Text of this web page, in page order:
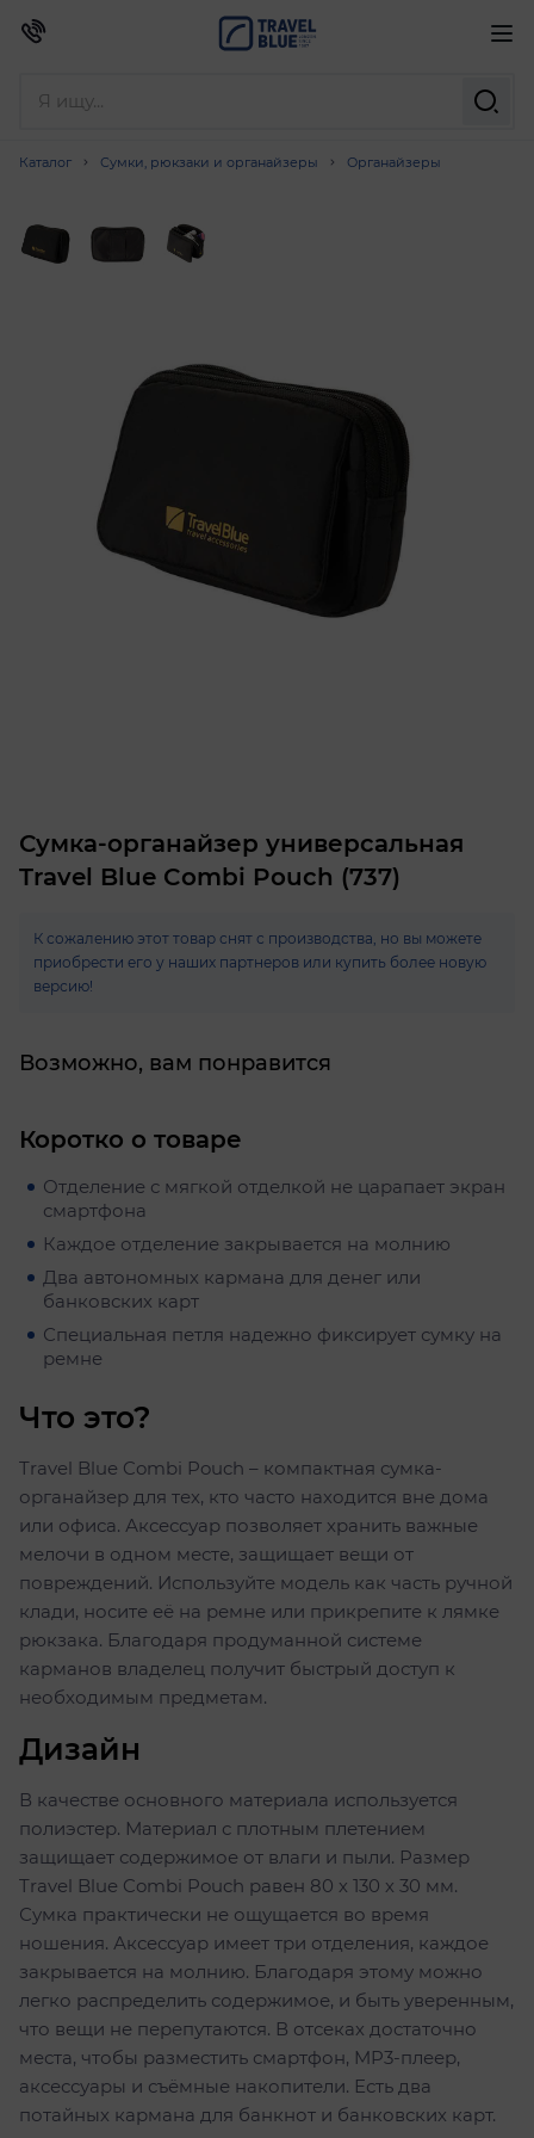
Каталог Сумки, рюкзаки и органайзеры Органайзеры
Сумка-органайзер универсальная
Travel Blue Combi Pouch (737)
К сожалению этот товар снят с производства, но вы можете
приобрести его у наших партнеров или купить более новую
версию!
Возможно, вам понравится
Коротко о товаре
Отделение с мягкой отделкой не царапает экран
смартфона
Каждое отделение закрывается на молнию
Два автономных кармана для денег или
банковских карт
Специальная петля надежно фиксирует сумку на
ремне
Что это?
Travel Blue Combi Pouch – компактная сумка-
органайзер для тех, кто часто находится вне дома
или офиса. Аксессуар позволяет хранить важные
мелочи в одном месте, защищает вещи от
повреждений. Используйте модель как часть ручной
клади, носите её на ремне или прикрепите к лямке
рюкзака. Благодаря продуманной системе
карманов владелец получит быстрый доступ к
необходимым предметам.
Дизайн
В качестве основного материала используется
полиэстер. Материал с плотным плетением
защищает содержимое от влаги и пыли. Размер
Travel Blue Combi Pouch равен 80 х 130 х 30 мм.
Сумка практически не ощущается во время
ношения. Аксессуар имеет три отделения, каждое
закрывается на молнию. Благодаря этому можно
легко распределить содержимое, и быть уверенным,
что вещи не перепутаются. В отсеках достаточно
места, чтобы разместить смартфон, MP3-плеер,
аксессуары и съёмные накопители. Есть два
потайных кармана для банкнот и банковских карт.